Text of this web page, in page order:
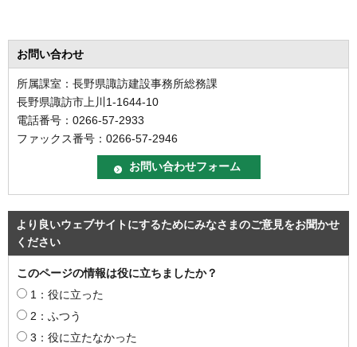
お問い合わせ
所属課室：長野県諏訪建設事務所総務課
長野県諏訪市上川1-1644-10
電話番号：0266-57-2933
ファックス番号：0266-57-2946
より良いウェブサイトにするためにみなさまのご意見をお聞かせ
ください
このページの情報は役に立ちましたか？
1：役に立った
2：ふつう
3：役に立たなかった